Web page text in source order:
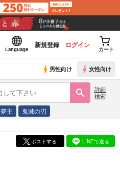
Language
新規登録 ログイン
カート
男性向け 女性向け
詳細
検索
夢主 鬼滅の刃
ポストする LINEで送る